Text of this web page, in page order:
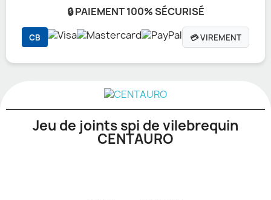
🔒 PAIEMENT 100% SÉCURISÉ
CB 💳 VIREMENT
Jeu de joints spi de vilebrequin
CENTAURO